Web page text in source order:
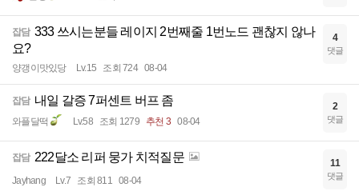
잡담 333 쓰시는분들 레이지 2번째줄 1번노드 괜찮지 않나
요?
양갱이맛있당 Lv.15 조회 724 08-04
4
댓글
잡담 내일 갈증 7퍼센트 버프 좀
와플달떡 Lv.58 조회 1279 추천 3 08-04
2
댓글
잡담 222달소 리퍼 뭉가 치적질문
Jayhang Lv.7 조회 811 08-04
11
댓글